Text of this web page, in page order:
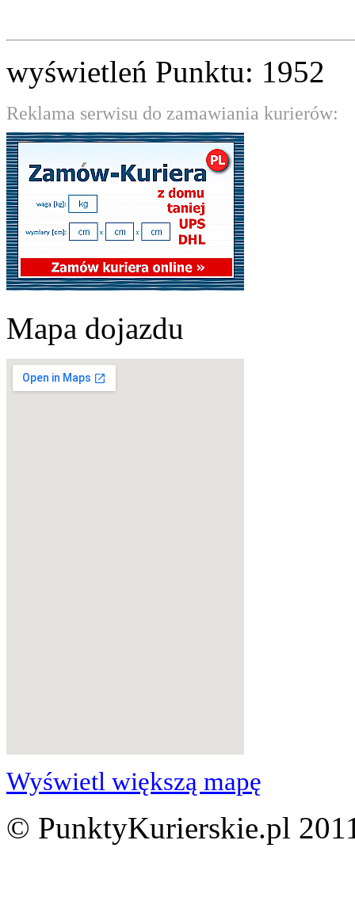
wyświetleń Punktu: 1952
Reklama serwisu do zamawiania kurierów:
Mapa dojazdu
Wyświetl większą mapę
© PunktyKurierskie.pl